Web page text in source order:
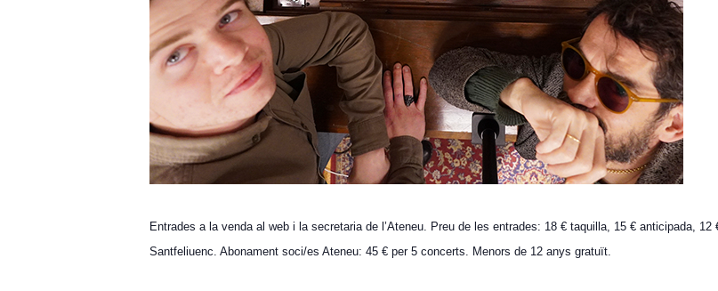
Entrades a la venda al web i la secretaria de l’Ateneu. Preu de les entrades: 18 € taquilla, 15 € anticipada,
Santfeliuenc. Abonament soci/es Ateneu: 45 € per 5 concerts. Menors de 12 anys gratuït.